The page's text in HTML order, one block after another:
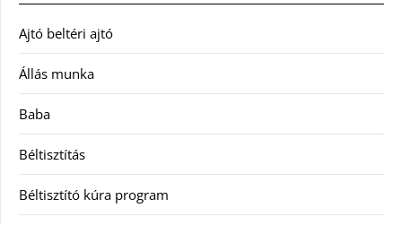
Ajtó beltéri ajtó
Állás munka
Baba
Béltisztítás
Béltisztító kúra program